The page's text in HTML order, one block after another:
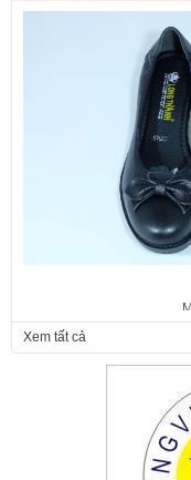
Xem tất cả